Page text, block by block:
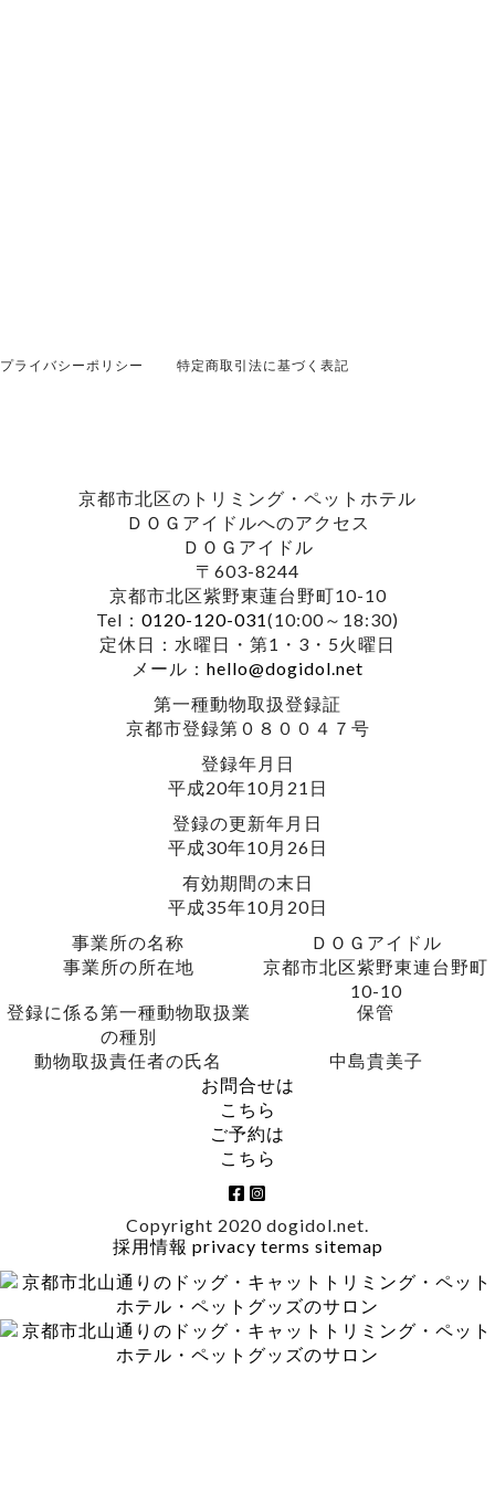
プライバシーポリシー 特定商取引法に基づく表記
京都市北区のトリミング・ペットホテル
ＤＯＧアイドルへのアクセス
ＤＯＧアイドル
〒603-8244
京都市北区紫野東蓮台野町10-10
Tel： 0120-120-031(10:00～18:30)
定休日：水曜日・第1・3・5火曜日
メール： hello@dogidol.net
第一種動物取扱登録証
京都市登録第０８００４７号
登録年月日
平成20年10月21日
登録の更新年月日
平成30年10月26日
有効期間の末日
平成35年10月20日
事業所の名称
ＤＯＧアイドル
事業所の所在地
京都市北区紫野東連台野町
10-10
登録に係る第一種動物取扱業
の種別
保管
動物取扱責任者の氏名
中島貴美子
お問合せは
こちら
ご予約は
こちら
Copyright 2020 dogidol.net.
採用情報 privacy terms sitemap